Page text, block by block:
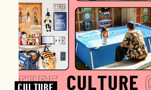
CULTURE